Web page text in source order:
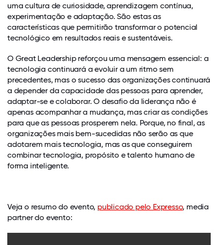
uma cultura de curiosidade, aprendizagem contínua,
experimentação e adaptação. São estas as
características que permitirão transformar o potencial
tecnológico em resultados reais e sustentáveis.
O Great Leadership reforçou uma mensagem essencial: a
tecnologia continuará a evoluir a um ritmo sem
precedentes, mas o sucesso das organizações continuará
a depender da capacidade das pessoas para aprender,
adaptar-se e colaborar. O desafio da liderança não é
apenas acompanhar a mudança, mas criar as condições
para que as pessoas prosperem nela. Porque, no final, as
organizações mais bem-sucedidas não serão as que
adotarem mais tecnologia, mas as que conseguirem
combinar tecnologia, propósito e talento humano de
forma inteligente.
Veja o resumo do evento, publicado pelo Expresso, media
partner do evento: